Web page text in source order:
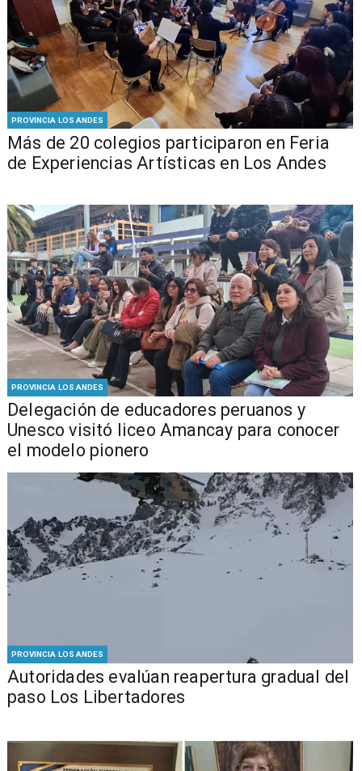
PROVINCIA LOS ANDES
Más de 20 colegios participaron en Feria
de Experiencias Artísticas en Los Andes
PROVINCIA LOS ANDES
Delegación de educadores peruanos y
Unesco visitó liceo Amancay para conocer
el modelo pionero
PROVINCIA LOS ANDES
​​Autoridades evalúan reapertura gradual del
paso Los Libertadores